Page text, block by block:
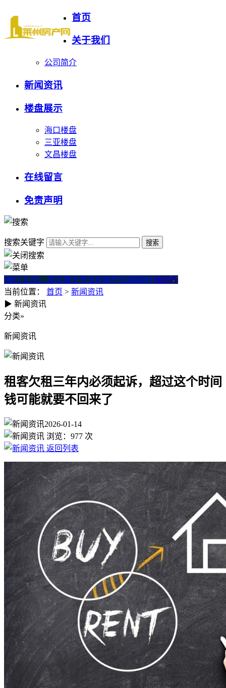
首页
关于我们
公司简介
新闻资讯
楼盘展示
海口楼盘
三亚楼盘
文昌楼盘
在线留言
免责声明
搜索关键字
我们·立志。成为真正专业的房产交易顾问 微房产
当前位置： 首页 > 新闻资讯
租客欠租三年内必须起诉，超
▶ 新闻资讯
分类»
新闻资讯
租客欠租三年内必须起诉，超过这个时间
钱可能就要不回来了
2026-01-14
浏览： 977 次
返回列表